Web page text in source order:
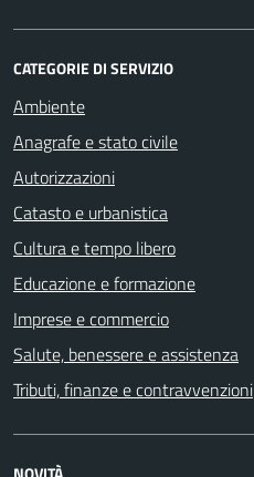
CATEGORIE DI SERVIZIO
Ambiente
Anagrafe e stato civile
Autorizzazioni
Catasto e urbanistica
Cultura e tempo libero
Educazione e formazione
Imprese e commercio
Salute, benessere e assistenza
Tributi, finanze e contravvenzioni